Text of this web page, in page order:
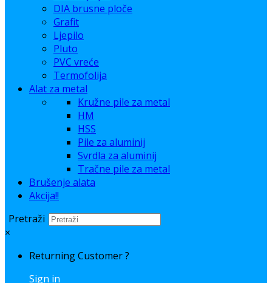
DIA brusne ploče
Grafit
Ljepilo
Pluto
PVC vreće
Termofolija
Alat za metal
Kružne pile za metal
HM
HSS
Pile za aluminij
Svrdla za aluminij
Tračne pile za metal
Brušenje alata
Akcija!!
Pretraži
×
Returning Customer ?
Sign in